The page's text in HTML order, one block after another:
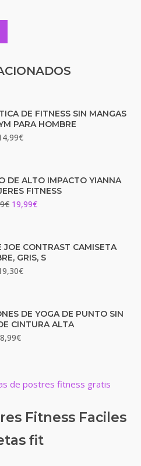
DE FITNESS SIN MANGAS
PARA HOMBRE
€
DE ALTO IMPACTO YIANNA
FITNESS
€ 19,99€
CONTRAST CAMISETA
GRIS, S
€
DE YOGA DE PUNTO SIN
CINTURA ALTA
8,99€
Fitness Faciles
fit